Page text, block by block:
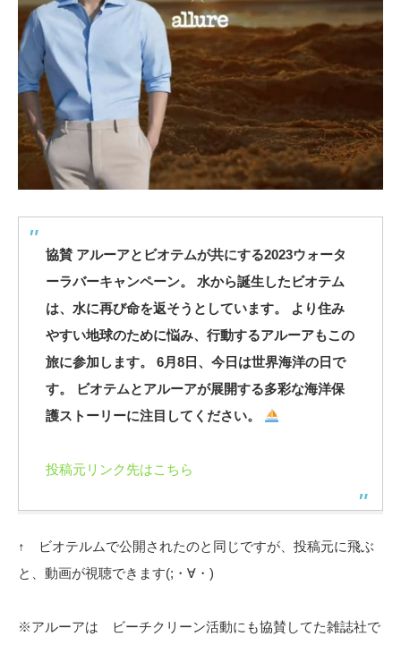
協賛 アルーアとビオテムが共にする2023ウォータ
ーラバーキャンペーン。 水から誕生したビオテム
は、水に再び命を返そうとしています。 より住み
やすい地球のために悩み、行動するアルーアもこの
旅に参加します。 6月8日、今日は世界海洋の日で
す。 ビオテムとアルーアが展開する多彩な海洋保
護ストーリーに注目してください。
投稿元リンク先はこちら
↑ ビオテルムで公開されたのと同じですが、投稿元に飛ぶ
と、動画が視聴できます(;・∀・)
※アルーアは ビーチクリーン活動にも協賛してた雑誌社で